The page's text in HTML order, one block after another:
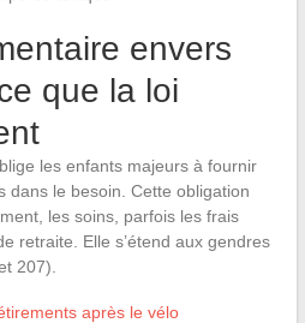
envers
que la loi
les enfants majeurs à fournir
dans le besoin. Cette obligation
les soins, parfois les frais
retraite. Elle s’étend aux gendres
207).
après le vélo